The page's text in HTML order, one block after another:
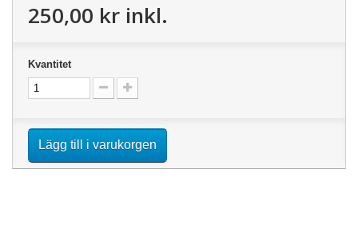
250,00 kr inkl.
Kvantitet
Lägg till i varukorgen